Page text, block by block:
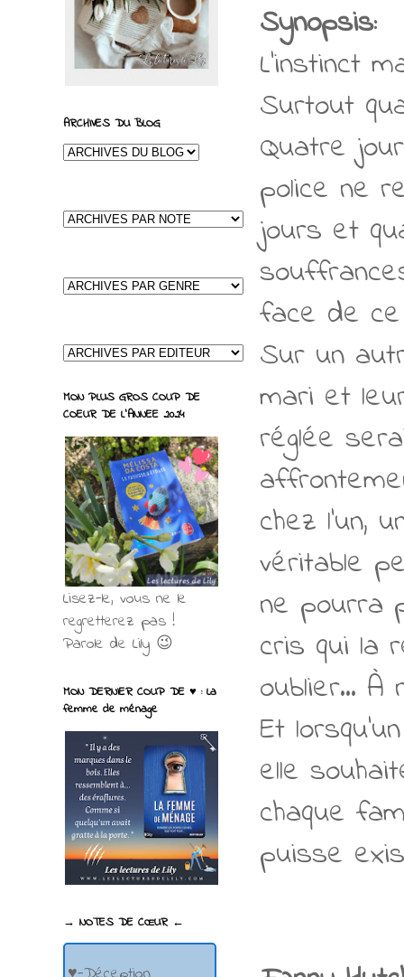
Synopsis:
L'instinct
Surtout
Quatre
police ne
jours et
face de
Sur un
mari et
réglée
chez l'un,
véritable
ne pourra
cris qui la
oublier... À
Et
elle
chaque
puisse
ARCHIVES DU BLOG
MON PLUS GROS COUP DE
COEUR DE L'ANNEE 2024
Lisez-le, vous ne le
regretterez pas !
Parole de Lily 😉
MON DERNIER COUP DE ♥ : La
femme de ménage
→ NOTES DE CŒUR ←